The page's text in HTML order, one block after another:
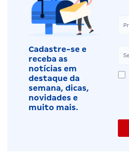
Cadastre-se e
receba as
notícias em
destaque da
semana, dicas,
novidades e
muito mais.